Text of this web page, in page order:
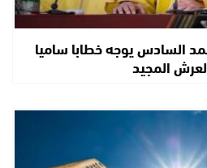
السادس يوجه خطابا ساميا
المجيد